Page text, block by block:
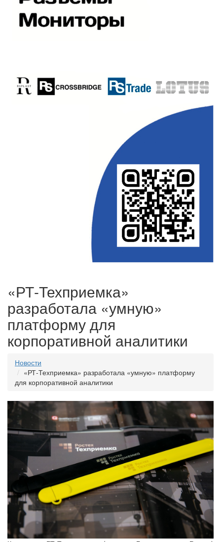
«РТ-Техприемка»
разработала «умную»
платформу для
корпоративной аналитики
Новости
«РТ-Техприемка» разработала «умную» платформу
для корпоративной аналитики